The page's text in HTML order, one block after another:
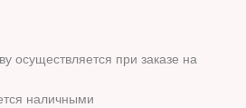
осуществляется при заказе на
наличными